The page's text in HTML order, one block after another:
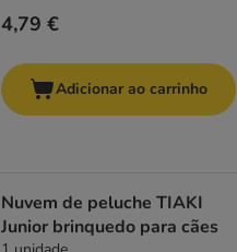
4,79 €
Adicionar ao carrinho
Nuvem de peluche TIAKI
Junior brinquedo para cães